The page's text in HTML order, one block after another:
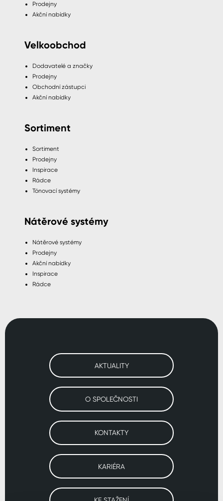
Prodejny
Akční nabídky
Velkoobchod
Dodavatelé a značky
Prodejny
Obchodní zástupci
Akční nabídky
Sortiment
Sortiment
Prodejny
Inspirace
Rádce
Tónovací systémy
Nátěrové systémy
Nátěrové systémy
Prodejny
Akční nabídky
Inspirace
Rádce
AKTUALITY
O SPOLEČNOSTI
KONTAKTY
KARIÉRA